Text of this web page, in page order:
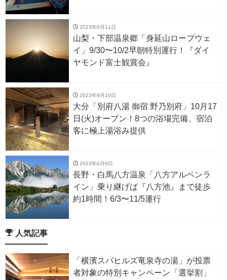
2023年9月11日
山梨・下部温泉郷「身延山ロープウェ
イ」9/30〜10/2早朝特別運行！『ダイ
ヤモンド富士観賞会』
2023年9月10日
大分「別府八湯 御宿 野乃別府」10月17
日(火)オープン！8つの浴場完備、宿泊
客に極上湯浴み提供
2023年9月9日
長野・白馬八方温泉「八方アルペンラ
イン」乗り継げば『八方池』まで徒歩
約1時間！6/3〜11/5運行
人気記事
「横濱スパヒルズ竜泉寺の湯」が投票
者対象の特別キャンペーン「選挙割」